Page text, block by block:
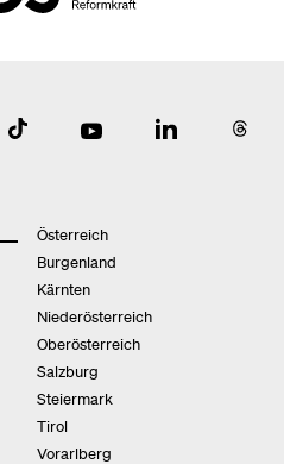
Österreich
Burgenland
Kärnten
Niederösterreich
Oberösterreich
Salzburg
Steiermark
Tirol
Vorarlberg